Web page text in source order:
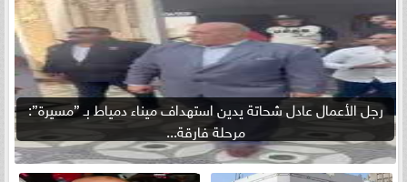
رجل الأعمال عادل شحاتة يدين استهداف ميناء دمياط بـ ”مسيرة”:
مرحلة فارقة...